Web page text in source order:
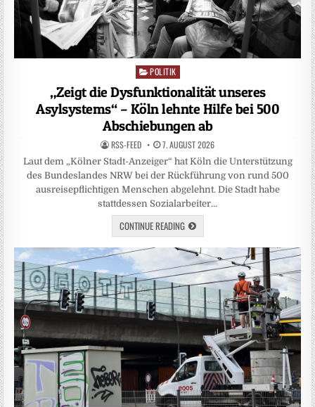
Posted
in
POLITIK
„Zeigt die Dysfunktionalität unseres
Asylsystems“ – Köln lehnte Hilfe bei 500
Abschiebungen ab
RSS-FEED 7. AUGUST 2026
Laut dem „Kölner Stadt-Anzeiger“ hat Köln die Unterstützung
des Bundeslandes NRW bei der Rückführung von rund 500
ausreisepflichtigen Menschen abgelehnt. Die Stadt habe
stattdessen Sozialarbeiter…
CONTINUE READING